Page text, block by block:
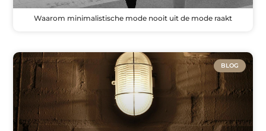
Waarom minimalistische mode nooit uit de mode raakt
BLOG